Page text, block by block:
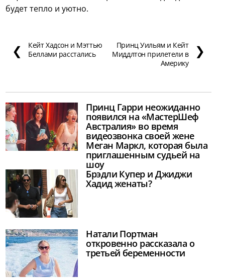
будет тепло и уютно.
❮
Кейт Хадсон и Мэттью
Беллами расстались
Принц Уильям и Кейт
Миддлтон прилетели в
Америку
❯
Принц Гарри неожиданно
появился на «МастерШеф
Австралия» во время
видеозвонка своей жене
Меган Маркл, которая была
приглашенным судьей на
шоу
Брэдли Купер и Джиджи
Хадид женаты?
Натали Портман
откровенно рассказала о
третьей беременности